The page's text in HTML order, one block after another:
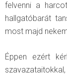
felvenni a
hallgatóbarát
most majd
Éppen ezért